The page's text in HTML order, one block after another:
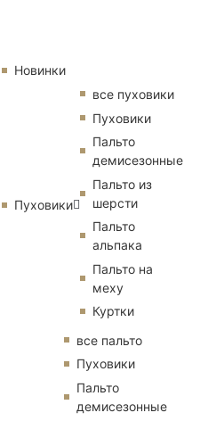
Новинки
Пуховики
все пуховики
Пуховики
Пальто
демисезонные
Пальто из
шерсти
Пальто
альпака
Пальто на
меху
Куртки
все пальто
Пуховики
Пальто
демисезонные